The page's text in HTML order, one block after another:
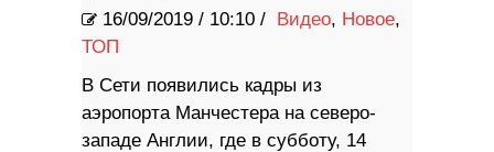
16/09/2019 / 10:10 / Видео, Новое,
ТОП
В Сети появились кадры из
аэропорта Манчестера на северо-
западе Англии, где в субботу, 14